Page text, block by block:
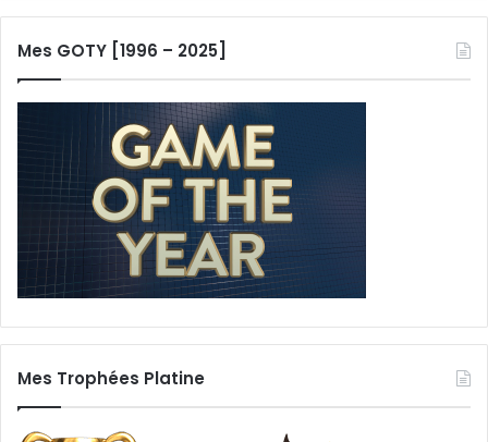
Mes GOTY [1996 – 2025]
Mes Trophées Platine